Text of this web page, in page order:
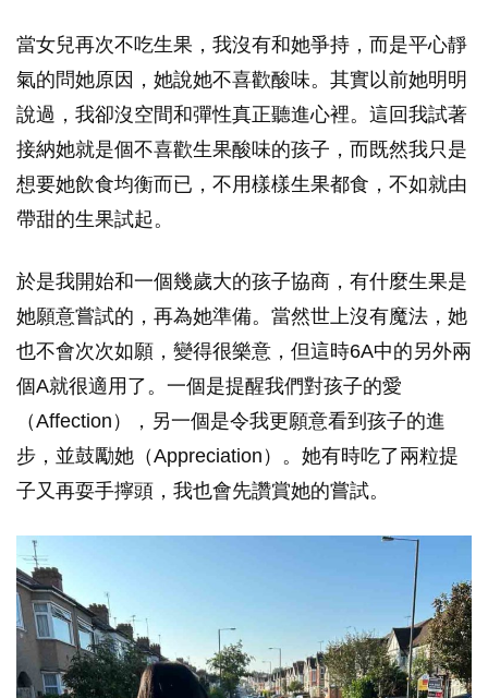
當女兒再次不吃生果，我沒有和她爭持，而是平心靜
氣的問她原因，她說她不喜歡酸味。其實以前她明明
說過，我卻沒空間和彈性真正聽進心裡。這回我試著
接納她就是個不喜歡生果酸味的孩子，而既然我只是
想要她飲食均衡而已，不用樣樣生果都食，不如就由
帶甜的生果試起。
於是我開始和一個幾歲大的孩子協商，有什麼生果是
她願意嘗試的，再為她準備。當然世上沒有魔法，她
也不會次次如願，變得很樂意，但這時6A中的另外兩
個A就很適用了。一個是提醒我們對孩子的愛
（Affection），另一個是令我更願意看到孩子的進
步，並鼓勵她（Appreciation）。她有時吃了兩粒提
子又再耍手擰頭，我也會先讚賞她的嘗試。